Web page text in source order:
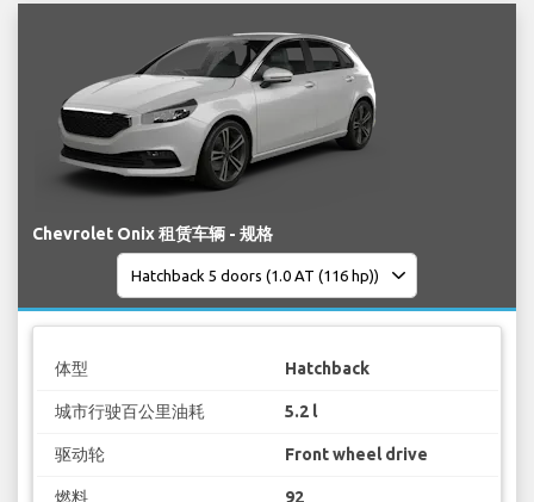
Chevrolet Onix 租赁车辆 - 规格
体型 Hatchback
城市行驶百公里油耗 5.2 l
驱动轮 Front wheel drive
燃料 92